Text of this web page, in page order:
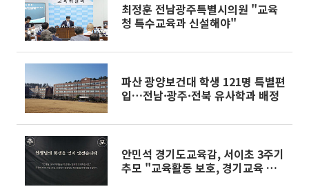
최정훈 전남광주특별시의원 "교육
청 특수교육과 신설해야"
파산 광양보건대 학생 121명 특별편
입…전남·광주·전북 유사학과 배정
안민석 경기도교육감, 서이초 3주기
추모 "교육활동 보호, 경기교육 최